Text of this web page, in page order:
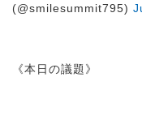
(@smilesummit795)
《本日の議題》